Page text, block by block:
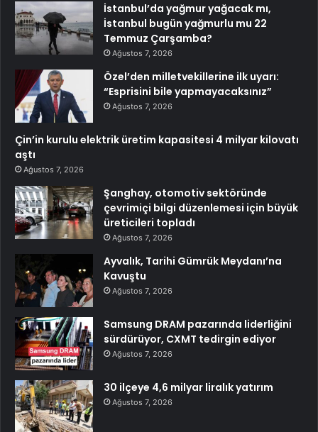
İstanbul’da yağmur yağacak mı,
İstanbul bugün yağmurlu mu 22
Temmuz Çarşamba?
Ağustos 7, 2026
Özel’den milletvekillerine ilk uyarı:
“Esprisini bile yapmayacaksınız”
Ağustos 7, 2026
Çin’in kurulu elektrik üretim kapasitesi 4 milyar kilovatı
aştı
Ağustos 7, 2026
Şanghay, otomotiv sektöründe
çevrimiçi bilgi düzenlemesi için büyük
üreticileri topladı
Ağustos 7, 2026
Ayvalık, Tarihi Gümrük Meydanı’na
Kavuştu
Ağustos 7, 2026
Samsung DRAM pazarında liderliğini
sürdürüyor, CXMT tedirgin ediyor
Ağustos 7, 2026
30 ilçeye 4,6 milyar liralık yatırım
Ağustos 7, 2026